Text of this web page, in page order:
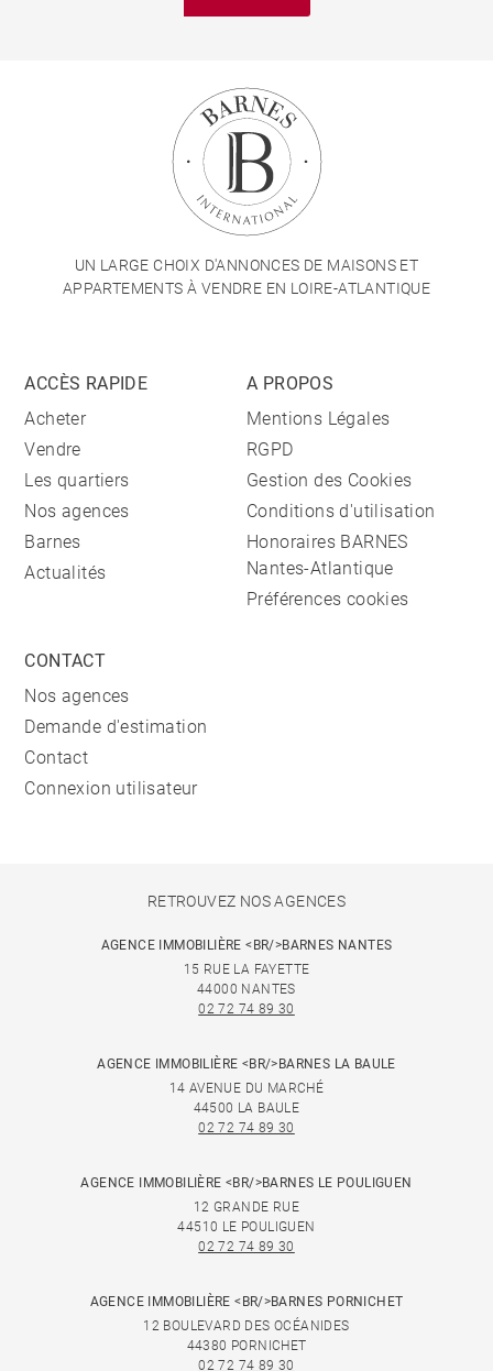
UN LARGE CHOIX D'ANNONCES DE MAISONS ET
APPARTEMENTS À VENDRE EN LOIRE-ATLANTIQUE
ACCÈS RAPIDE
Acheter
Vendre
Les quartiers
Nos agences
Barnes
Actualités
A PROPOS
Mentions Légales
RGPD
Gestion des Cookies
Conditions d'utilisation
Honoraires BARNES
Nantes-Atlantique
Préférences cookies
CONTACT
Nos agences
Demande d'estimation
Contact
Connexion utilisateur
RETROUVEZ NOS AGENCES
AGENCE IMMOBILIÈRE <BR/>BARNES NANTES
15 RUE LA FAYETTE
44000 NANTES
02 72 74 89 30
AGENCE IMMOBILIÈRE <BR/>BARNES LA BAULE
14 AVENUE DU MARCHÉ
44500 LA BAULE
02 72 74 89 30
AGENCE IMMOBILIÈRE <BR/>BARNES LE POULIGUEN
12 GRANDE RUE
44510 LE POULIGUEN
02 72 74 89 30
AGENCE IMMOBILIÈRE <BR/>BARNES PORNICHET
12 BOULEVARD DES OCÉANIDES
44380 PORNICHET
02 72 74 89 30